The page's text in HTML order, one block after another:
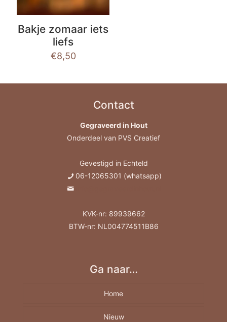
Bakje zomaar iets
liefs
€8,50
Contact
Gegraveerd in Hout
Onderdeel van PVS Creatief
Gevestigd in Echteld
06-12065301 (whatsapp)
KVK-nr: 89939662
BTW-nr: NL004774511B86
Ga naar…
Home
Nieuw